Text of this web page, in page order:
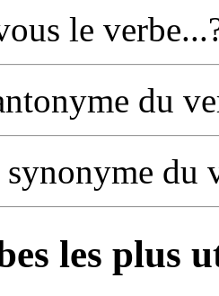
le
du
synonyme du
les plus